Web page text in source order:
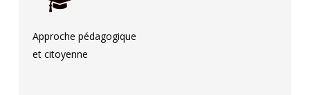
Approche pédagogique
et citoyenne